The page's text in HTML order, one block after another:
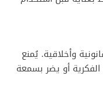
وأخلاقية. يُمنع
أو يضر بسمعة